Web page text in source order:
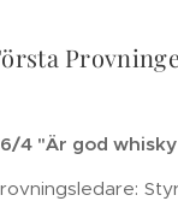
4 "Är god